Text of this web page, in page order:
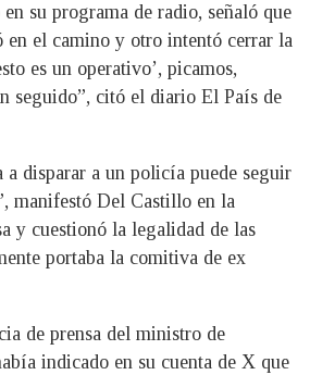
su programa de radio, señaló que
en el camino y otro intentó cerrar la
es un operativo’, picamos,
seguido”, citó el diario El País de
a disparar a un policía puede seguir
manifestó Del Castillo en la
y cuestionó la legalidad de las
portaba la comitiva de ex
de prensa del ministro de
indicado en su cuenta de X que